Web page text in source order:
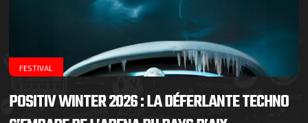
FESTIVAL
POSITIV WINTER 2026 : LA DÉFERLANTE TECHNO